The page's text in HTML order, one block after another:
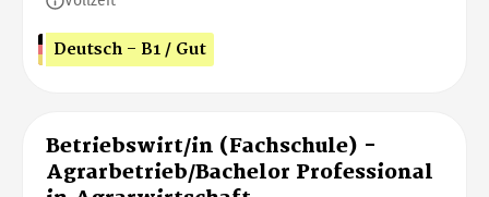
Deutsch - B1 / Gut
Betriebswirt/in (Fachschule) -
Agrarbetrieb/Bachelor Professional